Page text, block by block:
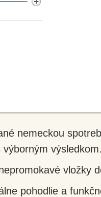
nemeckou
vložky
pohodlie a